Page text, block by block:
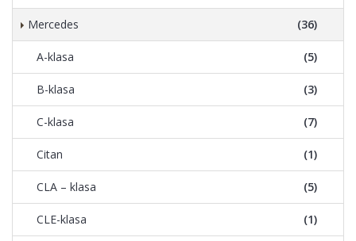
Mercedes (36)
A-klasa (5)
B-klasa (3)
C-klasa (7)
Citan (1)
CLA – klasa (5)
CLE-klasa (1)